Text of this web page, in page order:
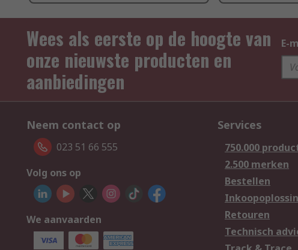
Wees als eerste op de hoogte van
onze nieuwste producten en
aanbiedingen
E-
Neem contact op
023 51 66 555
Volg ons op
We aanvaarden
Services
750.000
2.500 merken
Bestellen
Retouren
Technisch